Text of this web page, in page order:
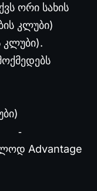
ორი სახის
კლუბი)
კლუბი).
‐
Advantage